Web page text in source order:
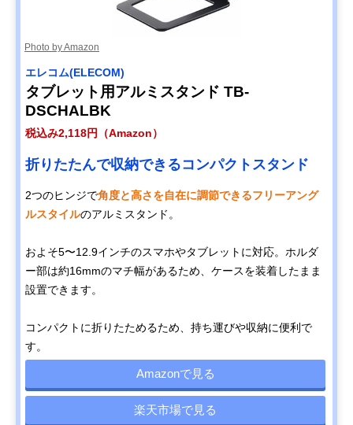
Photo by Amazon
エレコム(ELECOM)
タブレット用アルミスタンド TB-
DSCHALBK
税込み2,118円（Amazon）
折りたたんで収納できるコンパクトスタンド
2つのヒンジで角度と高さを自在に調節できるフリーアング
ルスタイルのアルミスタンド。
およそ5〜12.9インチのスマホやタブレットに対応。ホルダ
ー部は約16mmのマチ幅があるため、ケースを装着したまま
設置できます。
コンパクトに折りたためるため、持ち運びや収納に便利で
す。
Amazonで見る
楽天市場で見る